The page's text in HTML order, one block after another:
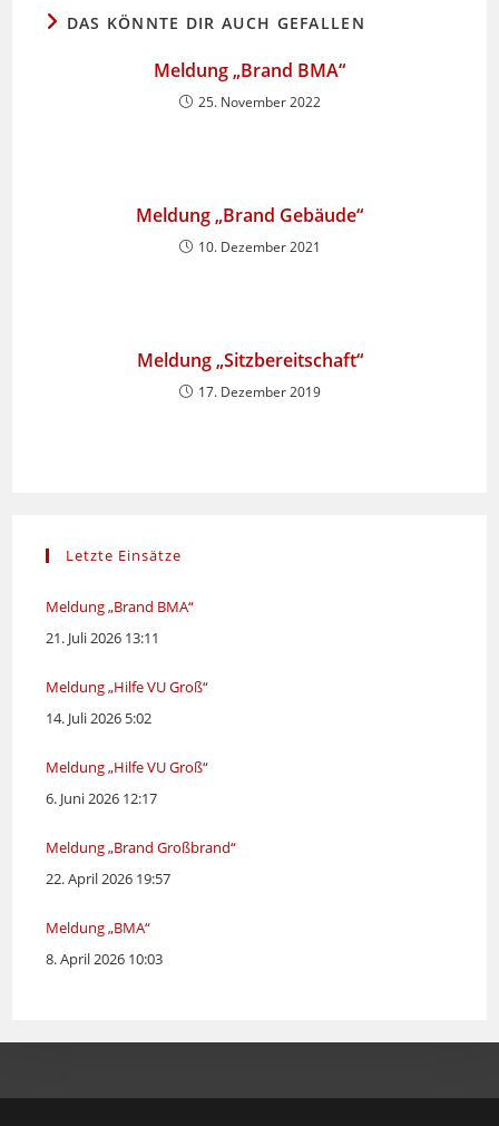
DAS KÖNNTE DIR AUCH GEFALLEN
Meldung „Brand BMA“
25. November 2022
Meldung „Brand Gebäude“
10. Dezember 2021
Meldung „Sitzbereitschaft“
17. Dezember 2019
Letzte Einsätze
Meldung „Brand BMA“
21. Juli 2026 13:11
Meldung „Hilfe VU Groß“
14. Juli 2026 5:02
Meldung „Hilfe VU Groß“
6. Juni 2026 12:17
Meldung „Brand Großbrand“
22. April 2026 19:57
Meldung „BMA“
8. April 2026 10:03